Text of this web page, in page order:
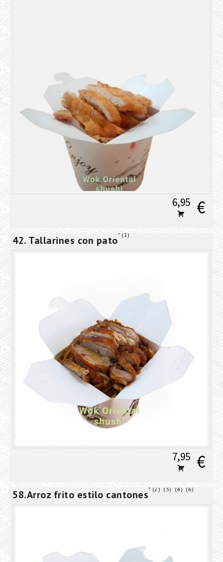
6,95 €
42. Tallarines con pato 1
7,95 €
58.Arroz frito estilo cantones 2 3 4 6